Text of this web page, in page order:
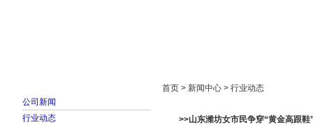
公司新闻
行业动态
首页 > 新闻中心 > 行业动态
>>山东潍坊女市民争穿“黄金高跟鞋